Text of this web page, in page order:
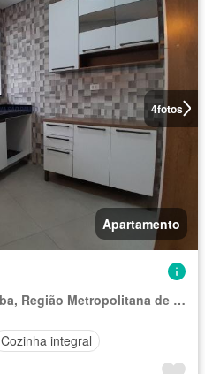
4fotos
Apartamento
Região Imediata de Sorocaba, Região Metropolitana de Sorocaba
Cozinha integral